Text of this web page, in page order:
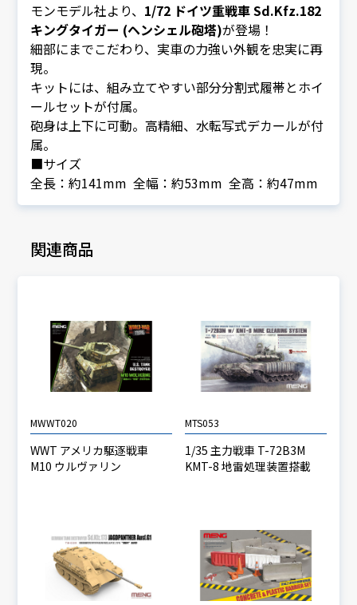
モンモデル社より、 1/72 ドイツ重戦車 Sd.Kfz.182
キングタイガー (ヘンシェル砲塔)が登場！
細部にまでこだわり、実車の力強い外観を忠実に再
現。
キットには、組み立てやすい部分分割式履帯とホイ
ールセットが付属。
砲身は上下に可動。高精細、水転写式デカールが付
属。
■サイズ
全長：約141mm 全幅：約53mm 全高：約47mm
関連商品
MWWT020
WWT アメリカ駆逐戦車
M10 ウルヴァリン
MTS053
1/35 主力戦車 T-72B3M
KMT-8 地雷処理装置搭載